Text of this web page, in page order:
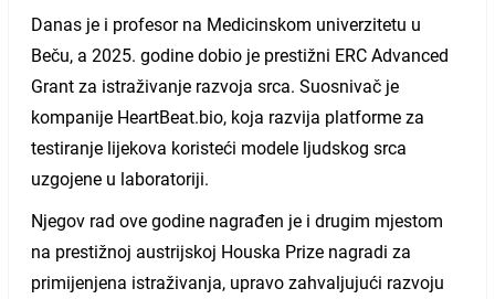
Danas je i profesor na Medicinskom univerzitetu u
Beču, a 2025. godine dobio je prestižni ERC Advanced
Grant za istraživanje razvoja srca. Suosnivač je
kompanije HeartBeat.bio, koja razvija platforme za
testiranje lijekova koristeći modele ljudskog srca
uzgojene u laboratoriji.
Njegov rad ove godine nagrađen je i drugim mjestom
na prestižnoj austrijskoj Houska Prize nagradi za
primijenjena istraživanja, upravo zahvaljujući razvoju